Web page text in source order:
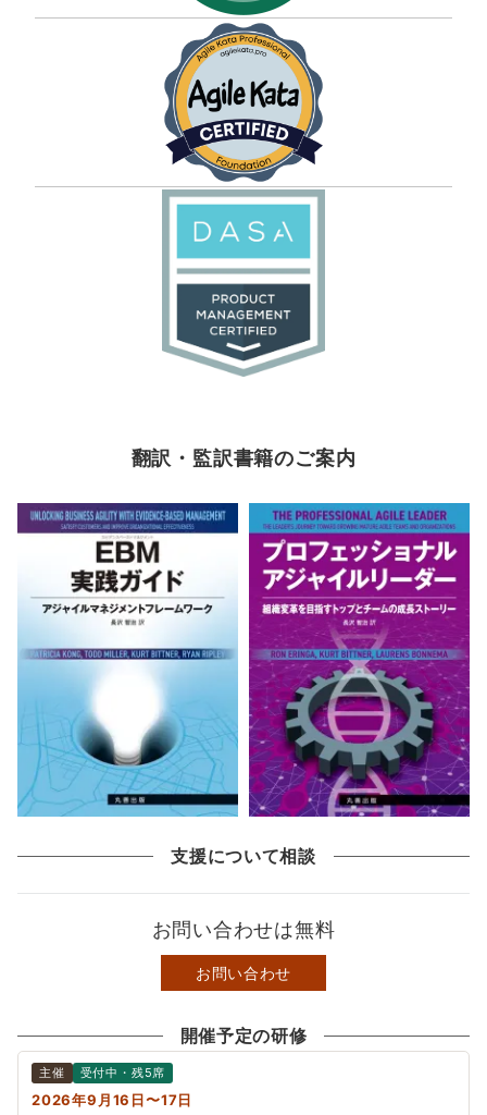
翻訳・監訳書籍のご案内
支援について相談
お問い合わせは無料
お問い合わせ
開催予定の研修
主催 受付中・残5席
2026年9月16日〜17日